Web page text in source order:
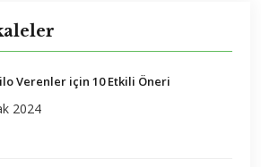
Verenler için 10 Etkili Öneri
2024